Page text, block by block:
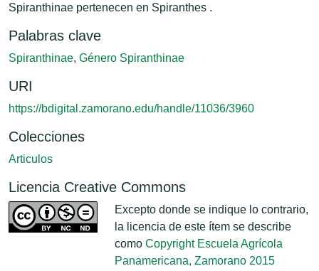
Spiranthinae pertenecen en Spiranthes .
Palabras clave
Spiranthinae, Género Spiranthinae
URI
https://bdigital.zamorano.edu/handle/11036/3960
Colecciones
Articulos
Licencia Creative Commons
Excepto donde se indique lo contrario,
la licencia de este ítem se describe
como Copyright Escuela Agrícola
Panamericana, Zamorano 2015